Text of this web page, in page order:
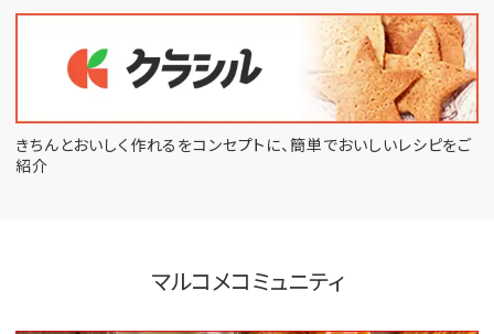
きちんとおいしく作れるをコンセプトに、 簡単でおいしいレシピをご
紹介
マルコメコミュニティ